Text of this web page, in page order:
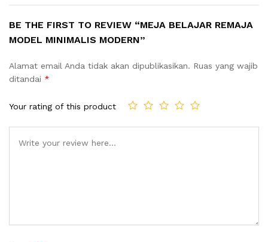
BE THE FIRST TO REVIEW “MEJA BELAJAR REMAJA
MODEL MINIMALIS MODERN”
Alamat email Anda tidak akan dipublikasikan. Ruas yang wajib
ditandai *
Your rating of this product